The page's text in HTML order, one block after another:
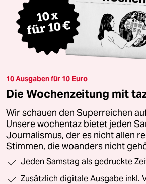
10 Ausgaben für 10 Euro
Die Wochenzeitung mit
Wir schauen den Superreichen
Unsere wochentaz bietet jeden
Journalismus, der es nicht allen
Stimmen, die woanders nicht
Jeden Samstag als gedruckte
Zusätzlich digitale Ausgabe inkl.